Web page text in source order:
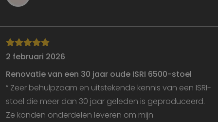
2 februari 2026
Renovatie van een 30 jaar oude ISRI 6500-stoel
“ Zeer behulpzaam en uitstekende kennis van een ISRI-
stoel die meer dan 30 jaar geleden is geproduceerd.
Ze konden onderdelen leveren om mijn